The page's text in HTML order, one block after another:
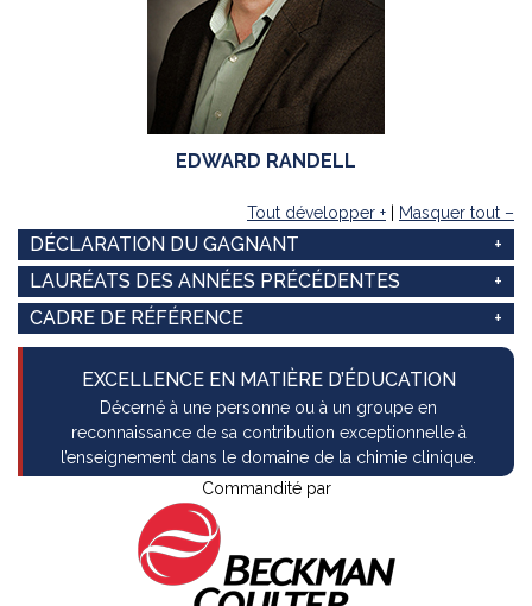
EDWARD RANDELL
Tout développer + Masquer tout –
DÉCLARATION DU GAGNANT
LAURÉATS DES ANNÉES PRÉCÉDENTES
CADRE DE RÉFÉRENCE
EXCELLENCE EN MATIÈRE D’ÉDUCATION
Décerné à une personne ou à un groupe en
reconnaissance de sa contribution exceptionnelle à
l’enseignement dans le domaine de la chimie clinique.
Commandité par